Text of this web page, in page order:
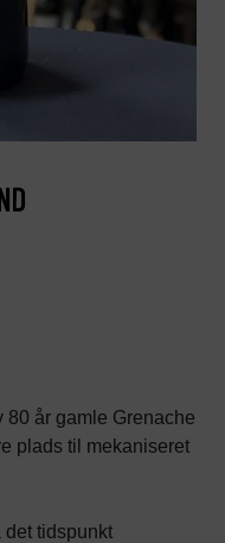
80 år gamle Grenache
plads til mekaniseret
det tidspunkt